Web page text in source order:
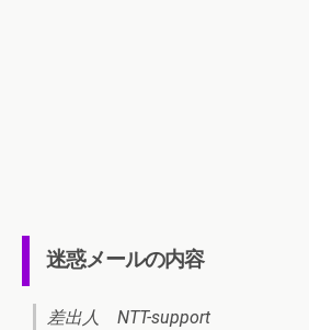
迷惑メールの内容
差出人 NTT-support